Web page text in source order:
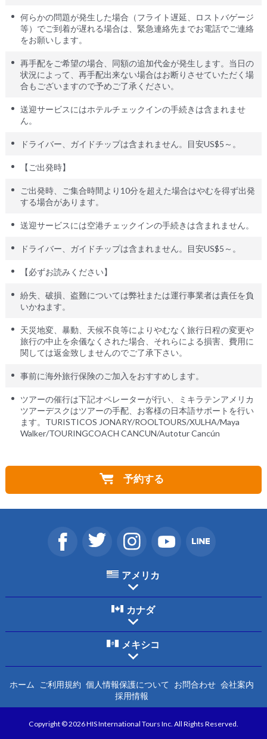
何らかの問題が発生した場合（フライト遅延、ロストバゲージ
等）でご到着が遅れる場合は、緊急連絡先までお電話でご連絡
をお願いします。
再手配をご希望の場合、同額の追加代金が発生します。当日の
状況によって、再手配出来ない場合はお断りさせていただく場
合もございますので予めご了承ください。
送迎サービスにはホテルチェックインの手続きは含まれませ
ん。
ドライバー、ガイドチップは含まれません。目安US$5～。
【ご出発時】
ご出発時、ご集合時間より10分を超えた場合はやむを得ず出発
する場合があります。
送迎サービスには空港チェックインの手続きは含まれません。
ドライバー、ガイドチップは含まれません。目安US$5～。
【必ずお読みください】
紛失、破損、盗難については弊社または運行事業者は責任を負
いかねます。
天災地変、暴動、天候不良等によりやむなく旅行日程の変更や
旅行の中止を余儀なくされた場合、それらによる損害、費用に
関しては返金致しませんのでご了承下さい。
事前に海外旅行保険のご加入をおすすめします。
ツアーの催行は下記オペレーターが行い、ミキラテンアメリカ
ツアーデスクはツアーの手配、お客様の日本語サポートを行い
ます。TURISTICOS JONARY/ROOLTOURS/XULHA/Maya
Walker/TOURINGCOACH CANCUN/Autotur Cancún
予約する
アメリカ
カナダ
メキシコ
ホーム ご利用規約 個人情報保護について お問合わせ 会社案内
採用情報
Copyright © 2026 HIS International Tours Inc. All Rights Reserved.